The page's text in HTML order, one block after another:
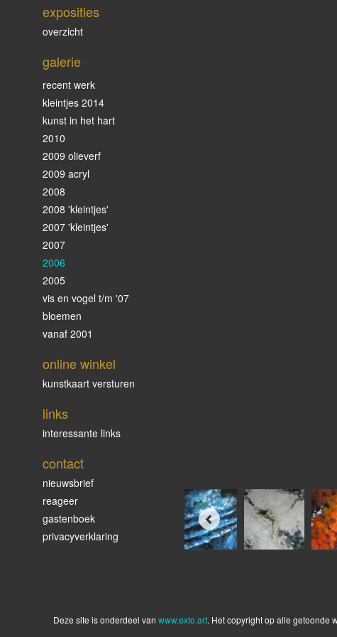
exposities
overzicht
galerie
recent werk
kleintjes 2014
kunst in het hart
2010
2009 olieverf
2009 acryl
2008
2008 'kleintjes'
2007 'kleintjes'
2007
2006
2005
vis en vogel t/m '07
bloemen
vanaf 2001
online winkel
kunstkaart versturen
links
interessante links
contact
nieuwsbrief
reageer
gastenboek
privacyverklaring
Deze site is onderdeel van www.exto.art. Het copyright op alle getoonde